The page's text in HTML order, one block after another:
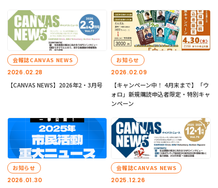
2026.02.28
会報誌CANVAS NEWS
【CANVAS NEWS】2026年2・3月号
2026.02.09
お知らせ
【キャンペーン中！ 4月末まで】「ウ
ォロ」新規購読申込者限定・特別キャ
ンペーン
2026.01.30
お知らせ
2025.12.26
会報誌CANVAS NEWS